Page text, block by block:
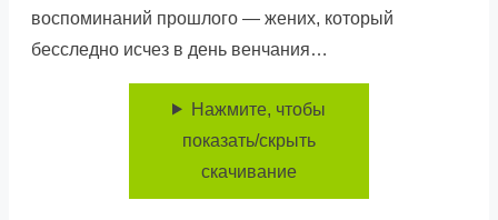
воспоминаний прошлого — жених, который
бесследно исчез в день венчания…
Нажмите, чтобы
показать/скрыть
скачивание